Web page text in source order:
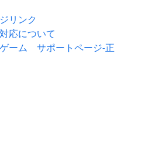
リンク
応について
ーム サポートページ-正